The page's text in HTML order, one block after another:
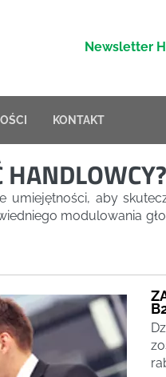
Newsletter
KONTAKT
aby
modulowania